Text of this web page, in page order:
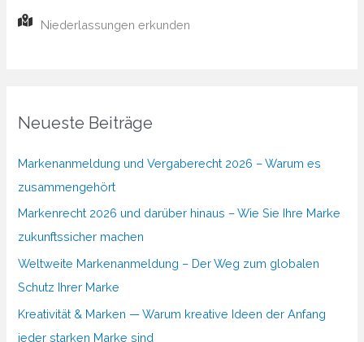
Niederlassungen erkunden
Neueste Beiträge
Markenanmeldung und Vergaberecht 2026 – Warum es
zusammengehört
Markenrecht 2026 und darüber hinaus – Wie Sie Ihre Marke
zukunftssicher machen
Weltweite Markenanmeldung – Der Weg zum globalen
Schutz Ihrer Marke
Kreativität & Marken — Warum kreative Ideen der Anfang
jeder starken Marke sind